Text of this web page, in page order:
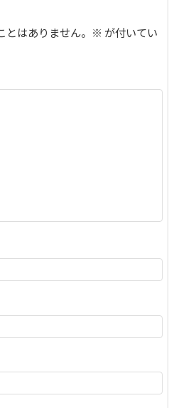
はありません。 ※ が付いてい